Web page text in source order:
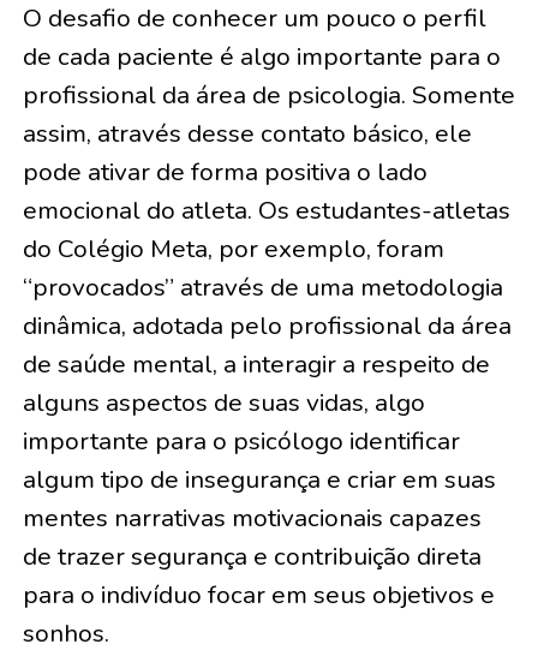
O desafio de conhecer um pouco o perfil
de cada paciente é algo importante para o
profissional da área de psicologia. Somente
assim, através desse contato básico, ele
pode ativar de forma positiva o lado
emocional do atleta. Os estudantes-atletas
do Colégio Meta, por exemplo, foram
“provocados” através de uma metodologia
dinâmica, adotada pelo profissional da área
de saúde mental, a interagir a respeito de
alguns aspectos de suas vidas, algo
importante para o psicólogo identificar
algum tipo de insegurança e criar em suas
mentes narrativas motivacionais capazes
de trazer segurança e contribuição direta
para o indivíduo focar em seus objetivos e
sonhos.